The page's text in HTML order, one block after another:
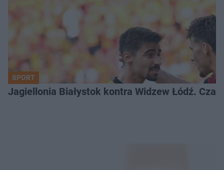
SPORT
Jagiellonia Białystok kontra Widzew Łódź.